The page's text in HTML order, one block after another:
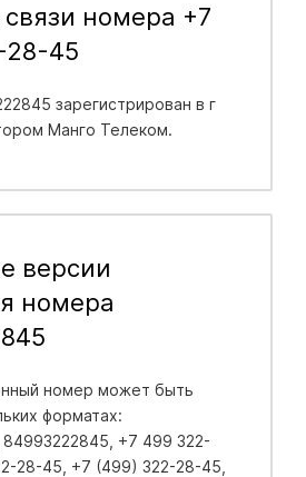
номера +7
28-45
зарегистрирован в г
Манго Телеком.
версии
номера
номер может быть
форматах:
+7 499 322-
28-45, +7 (499) 322-28-45,